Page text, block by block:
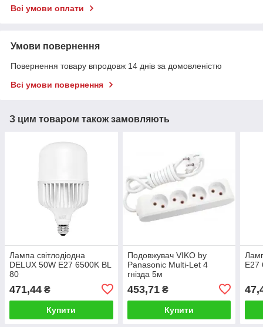
Всі умови оплати
Умови повернення
Повернення товару впродовж 14 днів за домовленістю
Всі умови повернення
З цим товаром також замовляють
Лампа світлодіодна
DELUX 50W E27 6500K BL
80
471,44 ₴
Купити
Подовжувач VIKO by
Panasonic Multi-Let 4
гнізда 5м
453,71₴
Купити
E27